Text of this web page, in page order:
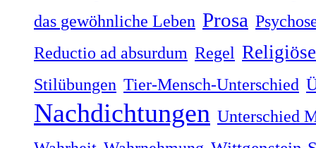
das gewöhnliche Leben Prosa
Reductio ad absurdum Regel
Stilübungen Tier-Mensch-Unterschied
Nachdichtungen Unterschied